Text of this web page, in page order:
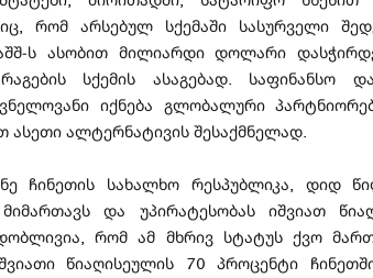
რომ არსებულ სქემაში სასურველი
აშშ-ს ასობით მილიარდი დოლარი
სქემის ასაგებად. საფინანსო
იქნება გლობალური
ასეთი ალტერნატივის შესაქმნელად.
ჩინეთის სახალხო რესპუბლიკა, დიდ
და უპირატესობას იშვიათ
რომ ამ მხრივ სტატუს ქვო
წიაღისეულის 70 პროცენტი